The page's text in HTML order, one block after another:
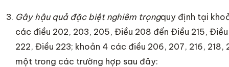
Gây hậu quả đặc biệt nghiêm trọngquy định tại
các điều 202, 203, 205, Điều 208 đến Điều 215,
222, Điều 223; khoản 4 các điều 206, 207, 216, 218,
một trong các trường hợp sau đây: